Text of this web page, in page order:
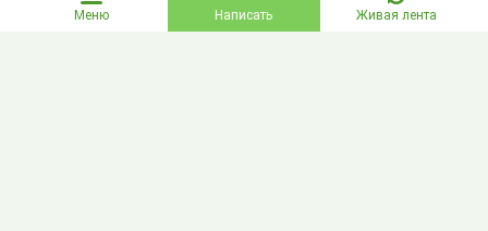
Меню Написать Живая лента